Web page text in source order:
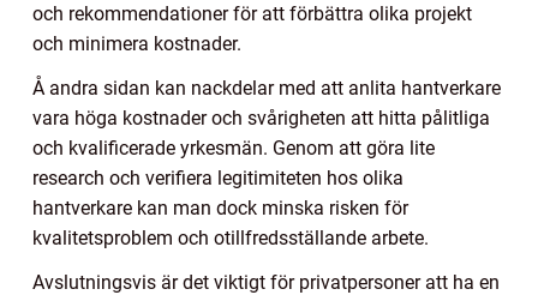
och rekommendationer för att förbättra olika projekt
och minimera kostnader.
Å andra sidan kan nackdelar med att anlita hantverkare
vara höga kostnader och svårigheten att hitta pålitliga
och kvalificerade yrkesmän. Genom att göra lite
research och verifiera legitimiteten hos olika
hantverkare kan man dock minska risken för
kvalitetsproblem och otillfredsställande arbete.
Avslutningsvis är det viktigt för privatpersoner att ha en